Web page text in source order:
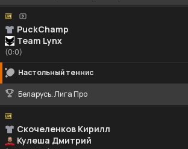
PuckChamp
Team Lynx
(0:0)
Настольный теннис
Беларусь. Лига Про
Скочеленков Кирилл
Кулеша Дмитрий